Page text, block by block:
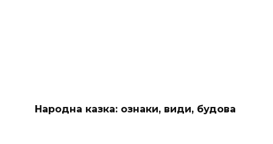
Народна казка: ознаки, види, будова